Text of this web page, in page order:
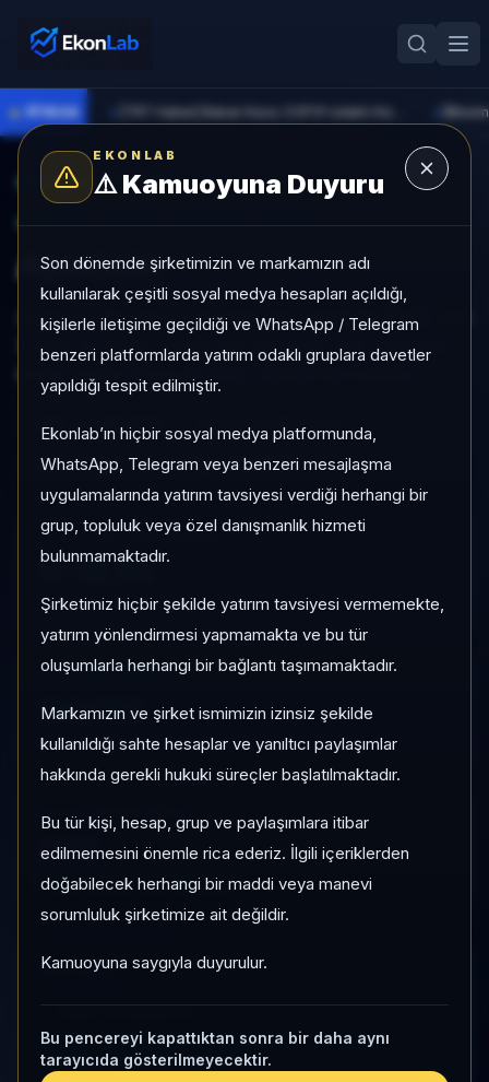
EKONLAB
⚠️Kamuoyuna Duyuru
Son dönemde şirketimizin ve markamızın adı
kullanılarak çeşitli sosyal medya hesapları açıldığı,
kişilerle iletişime geçildiği ve WhatsApp / Telegram
benzeri platformlarda yatırım odaklı gruplara davetler
yapıldığı tespit edilmiştir.
Ekonlab’ın hiçbir sosyal medya platformunda,
WhatsApp, Telegram veya benzeri mesajlaşma
uygulamalarında yatırım tavsiyesi verdiği herhangi bir
grup, topluluk veya özel danışmanlık hizmeti
bulunmamaktadır.
Şirketimiz hiçbir şekilde yatırım tavsiyesi vermemekte,
yatırım yönlendirmesi yapmamakta ve bu tür
oluşumlarla herhangi bir bağlantı taşımamaktadır.
Markamızın ve şirket ismimizin izinsiz şekilde
kullanıldığı sahte hesaplar ve yanıltıcı paylaşımlar
hakkında gerekli hukuki süreçler başlatılmaktadır.
Bu tür kişi, hesap, grup ve paylaşımlara itibar
edilmemesini önemle rica ederiz. İlgili içeriklerden
doğabilecek herhangi bir maddi veya manevi
sorumluluk şirketimize ait değildir.
Kamuoyuna saygıyla duyurulur.
Bu pencereyi kapattıktan sonra bir daha aynı
tarayıcıda gösterilmeyecektir.
● PİYASA
AI Kripto Radar/APE
SUNUCU TARAFI KRIPTO GIRIŞI
ApeCoin
ApeCoin, Mid Cap grubunda, son 1 ayda %-18,06, son
3 ayda %-20,00, düşük risk profiliyle, SAT sinyaliyle
kripto analizi EkonLab detay sayfasında sunulur.
APE APE/TRY Kategori: Mid Cap
Risk:Düşük Son fiyat:6,2700
1 AY VE 3 AY PERFORMANS
%-18,06
3 Ay:%-20,00
KATEGORI KONUMU
166/183
Momentum bazlı kategori içi sıra
PIYASA DEĞERI SIRASI
#212
Global market cap sıralaması
HIZLI GEÇIŞ
Kripto Karşılaştırma
Kategori Benchmark